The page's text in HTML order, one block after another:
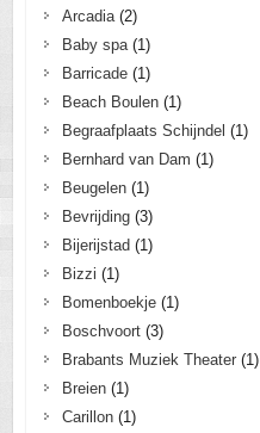
Arcadia(2)
Baby spa(1)
Barricade(1)
Beach Boulen(1)
Begraafplaats Schijndel (1)
Bernhard van Dam (1)
Beugelen(1)
Bevrijding(3)
Bijerijstad (1)
Bizzi (1)
Bomenboekje(1)
Boschvoort(3)
Brabants Muziek Theater(1)
Breien(1)
Carillon(1)